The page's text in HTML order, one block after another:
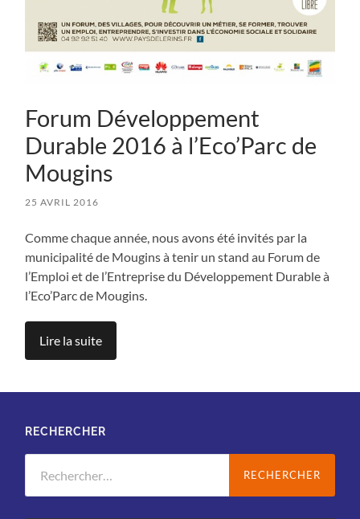
Forum Développement
Durable 2016 à l’Eco’Parc de
Mougins
25 AVRIL 2016
Comme chaque année, nous avons été invités par la
municipalité de Mougins à tenir un stand au Forum de
l’Emploi et de l’Entreprise du Développement Durable à
l’Eco’Parc de Mougins.
Lire la suite
RECHERCHER